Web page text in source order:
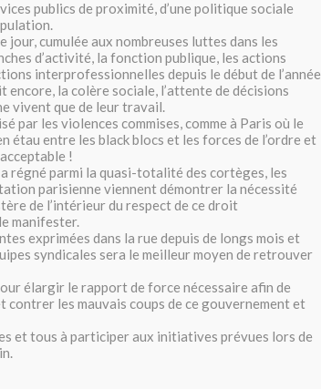
publics de proximité, d’une politique sociale
jour, cumulée aux nombreuses luttes dans les
d’activité, la fonction publique, les actions
interprofessionnelles depuis le début de l’année
encore, la colère sociale, l’attente de décisions
vivent que de leur travail.
par les violences commises, comme à Paris où le
étau entre les black blocs et les forces de l’ordre et
!
régné parmi la quasi-totalité des cortèges, les
parisienne viennent démontrer la nécessité
de l’intérieur du respect de ce droit
manifester.
exprimées dans la rue depuis de longs mois et
syndicales sera le meilleur moyen de retrouver
élargir le rapport de force nécessaire afin de
les mauvais coups de ce gouvernement et
et tous à participer aux initiatives prévues lors de